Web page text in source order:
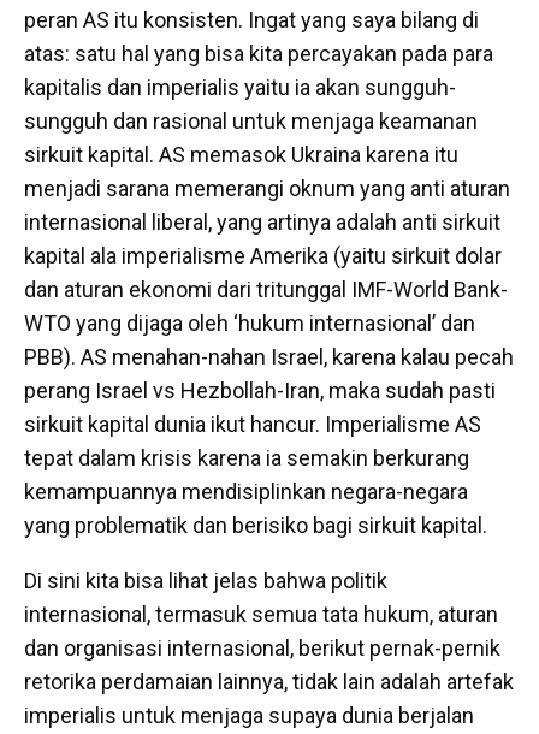
peran AS itu konsisten. Ingat yang saya bilang di
atas: satu hal yang bisa kita percayakan pada para
kapitalis dan imperialis yaitu ia akan sungguh-
sungguh dan rasional untuk menjaga keamanan
sirkuit kapital. AS memasok Ukraina karena itu
menjadi sarana memerangi oknum yang anti aturan
internasional liberal, yang artinya adalah anti sirkuit
kapital ala imperialisme Amerika (yaitu sirkuit dolar
dan aturan ekonomi dari tritunggal IMF-World Bank-
WTO yang dijaga oleh ‘hukum internasional’ dan
PBB). AS menahan-nahan Israel, karena kalau pecah
perang Israel vs Hezbollah-Iran, maka sudah pasti
sirkuit kapital dunia ikut hancur. Imperialisme AS
tepat dalam krisis karena ia semakin berkurang
kemampuannya mendisiplinkan negara-negara
yang problematik dan berisiko bagi sirkuit kapital.
Di sini kita bisa lihat jelas bahwa politik
internasional, termasuk semua tata hukum, aturan
dan organisasi internasional, berikut pernak-pernik
retorika perdamaian lainnya, tidak lain adalah artefak
imperialis untuk menjaga supaya dunia berjalan